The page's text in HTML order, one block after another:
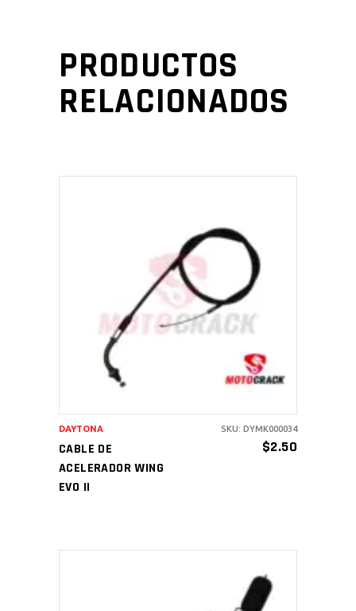
PRODUCTOS
RELACIONADOS
AÑADIR AL CARRITO
CABLE DE
ACELERADOR WING
EVO II
$2.50
DAYTONA SKU: DYMK000034